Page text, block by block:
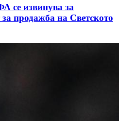
се извинува за
продажба на Светското